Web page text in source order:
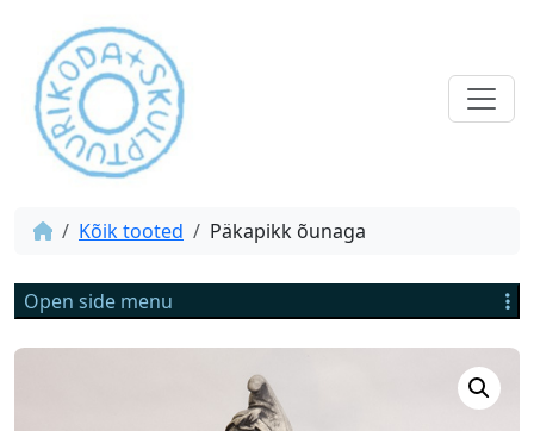
Kõik tooted Päkapikk õunaga
Open side menu